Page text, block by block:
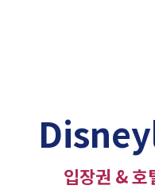
입장권 &